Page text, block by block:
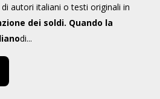
autori italiani o testi originali in
dei soldi. Quando la
di...